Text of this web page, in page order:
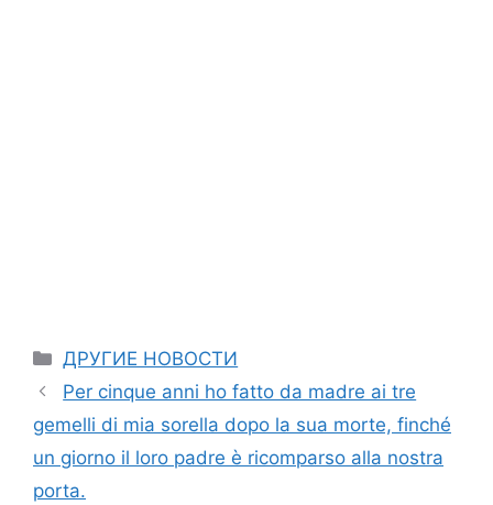
Categories
ДРУГИЕ НОВОСТИ
Per cinque anni ho fatto da madre ai tre
gemelli di mia sorella dopo la sua morte, finché
un giorno il loro padre è ricomparso alla nostra
porta.